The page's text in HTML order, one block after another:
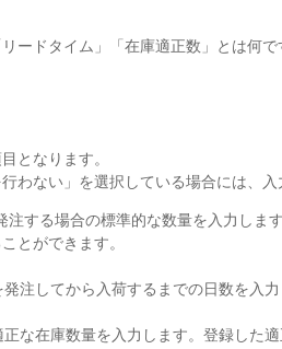
ードタイム」「在庫適正数」とは何で
となります。
行わない」を選択している場合には、
する場合の標準的な数量を入力しま
とができます。
注してから入荷するまでの日数を入
な在庫数量を入力します。登録した